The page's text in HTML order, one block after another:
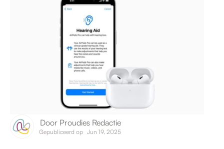
Door Proudies Redactie
Gepubliceerd op Jun 19, 2025